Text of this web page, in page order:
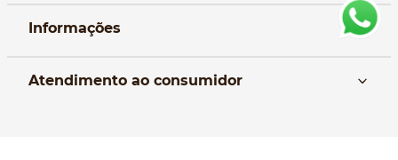
Informações
Atendimento ao consumidor